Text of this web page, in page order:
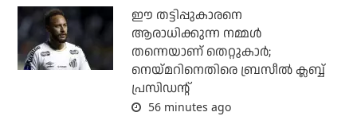
ഈ തട്ടിപ്പുകാരനെ
ആരാധിക്കുന്ന നമ്മള്‍
തന്നെയാണ് തെറ്റുകാര്‍;
നെയ്മറിനെതിരെ ബ്രസീല്‍ ക്ലബ്ബ്
പ്രസിഡന്റ്
56 minutes ago